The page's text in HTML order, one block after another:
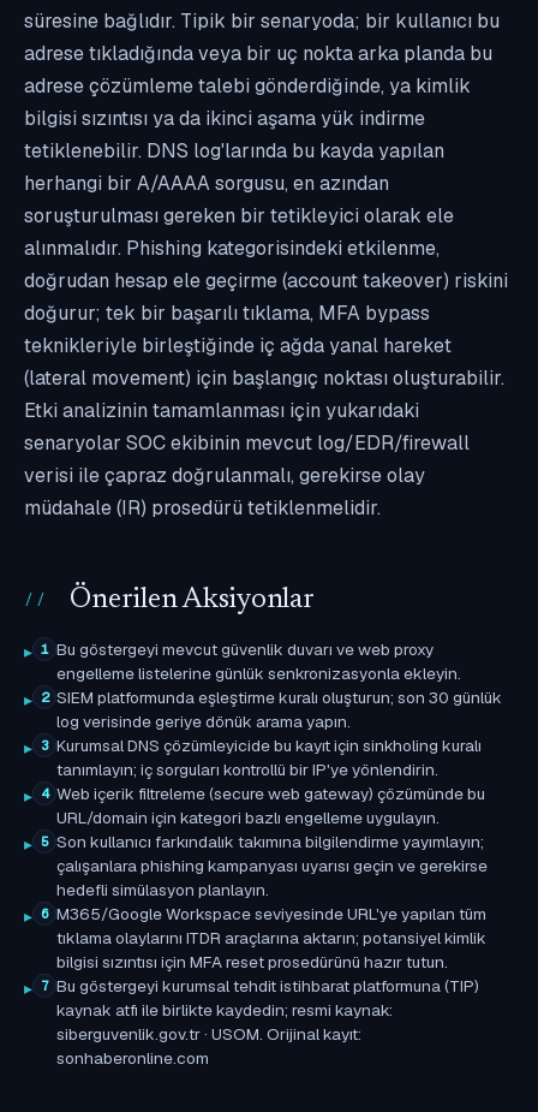
süresine bağlıdır. Tipik bir senaryoda; bir kullanıcı bu
adrese tıkladığında veya bir uç nokta arka planda bu
adrese çözümleme talebi gönderdiğinde, ya kimlik
bilgisi sızıntısı ya da ikinci aşama yük indirme
tetiklenebilir. DNS log'larında bu kayda yapılan
herhangi bir A/AAAA sorgusu, en azından
soruşturulması gereken bir tetikleyici olarak ele
alınmalıdır. Phishing kategorisindeki etkilenme,
doğrudan hesap ele geçirme (account takeover) riskini
doğurur; tek bir başarılı tıklama, MFA bypass
teknikleriyle birleştiğinde iç ağda yanal hareket
(lateral movement) için başlangıç noktası oluşturabilir.
Etki analizinin tamamlanması için yukarıdaki
senaryolar SOC ekibinin mevcut log/EDR/firewall
verisi ile çapraz doğrulanmalı, gerekirse olay
müdahale (IR) prosedürü tetiklenmelidir.
Önerilen Aksiyonlar
1 Bu göstergeyi mevcut güvenlik duvarı ve web proxy
engelleme listelerine günlük senkronizasyonla ekleyin.
2 SIEM platformunda eşleştirme kuralı oluşturun; son 30 günlük
log verisinde geriye dönük arama yapın.
3 Kurumsal DNS çözümleyicide bu kayıt için sinkholing kuralı
tanımlayın; iç sorguları kontrollü bir IP'ye yönlendirin.
4 Web içerik filtreleme (secure web gateway) çözümünde bu
URL/domain için kategori bazlı engelleme uygulayın.
5 Son kullanıcı farkındalık takımına bilgilendirme yayımlayın;
çalışanlara phishing kampanyası uyarısı geçin ve gerekirse
hedefli simülasyon planlayın.
6 M365/Google Workspace seviyesinde URL'ye yapılan tüm
tıklama olaylarını ITDR araçlarına aktarın; potansiyel kimlik
bilgisi sızıntısı için MFA reset prosedürünü hazır tutun.
7 Bu göstergeyi kurumsal tehdit istihbarat platformuna (TIP)
kaynak atfı ile birlikte kaydedin; resmi kaynak:
siberguvenlik.gov.tr · USOM. Orijinal kayıt:
sonhaberonline.com